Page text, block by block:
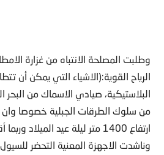
وطلبت المصلحة الانتباه من غزارة
الرياح القوية:(الاشياء التي يمكن أن
البلاستيكية، صيادي الاسماك من البحر
من سلوك الطرقات الجبلية خصوصا
ارتفاع 1400 متر ليلة عيد الميلاد وربما أقل من ذلك بعد العيد.
وناشدت الاجهزة المعنية التحضر